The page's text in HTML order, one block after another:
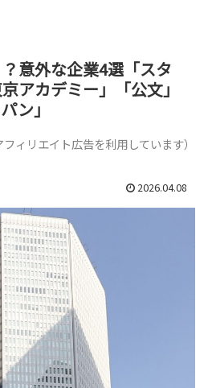
意外な企業4選「スタ
アカデミー」「公文」
ン」
フィリエイト広告を利用しています）
2026.04.08